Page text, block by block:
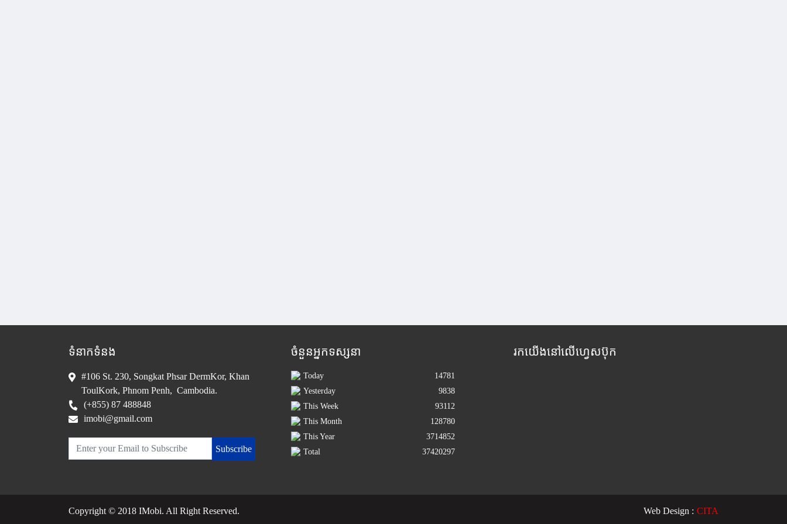
ទំនាកទំនង
#106 St. 230, Songkat Phsar DermKor, Khan
ToulKork, Phnom Penh, Cambodia.
(+855) 87 488848
imobi@gmail.com
Subscribe
ចំនួនអ្នកទស្សនា
Today
14781
Yesterday
9838
This Week
93112
This Month
128780
This Year
3714852
Total
37420297
រកយើងនៅលើហ្វេសប៊ុក
Copyright © 2018 IMobi. All Right Reserved. Web Design : CITA